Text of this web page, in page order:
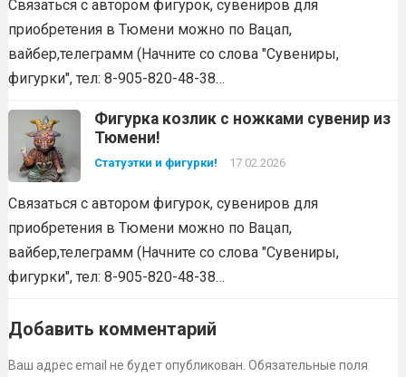
Связаться с автором фигурок, сувениров для
приобретения в Тюмени можно по Вацап,
вайбер,телеграмм (Начните со слова "Сувениры,
фигурки", тел: 8-905-820-48-38…
Фигурка козлик с ножками сувенир из
Тюмени!
Статуэтки и фигурки! 17.02.2026
Связаться с автором фигурок, сувениров для
приобретения в Тюмени можно по Вацап,
вайбер,телеграмм (Начните со слова "Сувениры,
фигурки", тел: 8-905-820-48-38…
Добавить комментарий
Ваш адрес email не будет опубликован. Обязательные поля